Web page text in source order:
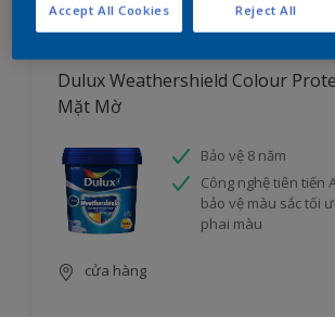
Dulux Weathershield Colour
Mặt Mờ
Bảo vệ 8 năm
Công nghệ tiên tiến
bảo vệ màu sắc tối
phai màu
cửa hàng
Reject All
Accept All Cookies